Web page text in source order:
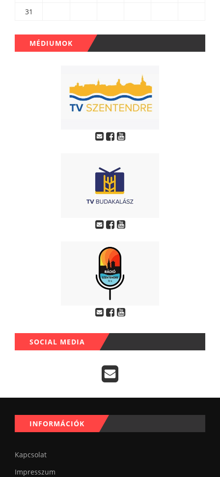
31
MÉDIUMOK
SOCIAL MEDIA
INFORMÁCIÓK
Kapcsolat
Impresszum